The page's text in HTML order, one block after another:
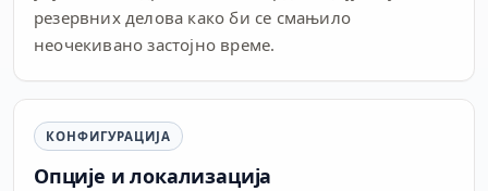
резервних делова како би се смањило
неочекивано застојно време.
КОНФИГУРАЦИЈА
Опције и локализација